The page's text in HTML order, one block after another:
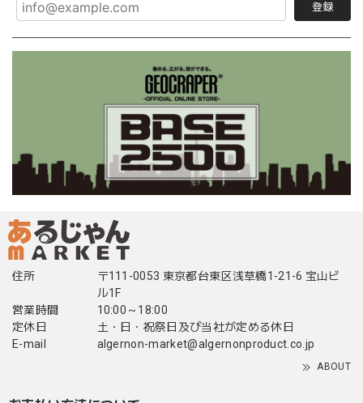
登録
住所
〒111-0053 東京都台東区浅草橋1-21-6 宝山ビ
ル1F
営業時間
10:00～18:00
定休日
土・日・祝祭日及び当社が定める休日
E-mail
algernon-market@algernonproduct.co.jp
ABOUT